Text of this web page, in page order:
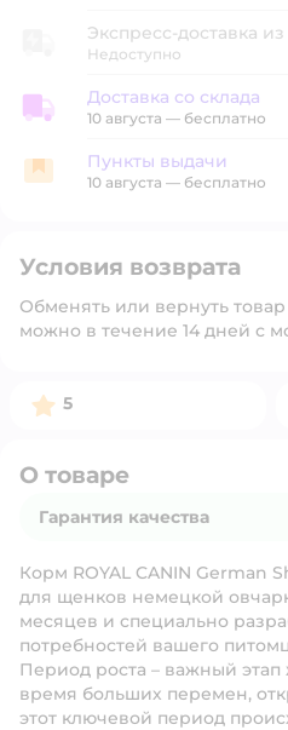
Экспресс-доставка
Недоступно
Доставка со склада
Доставка со склада
10 августа — бесплатно
Пункты выдачи
Пункты выдачи
10 августа — бесплатно
Условия возврата
Обменять или вернуть
можно в течение 14 дней с
Рейтинг:
5
О товаре
Гарантия качества
Корм ROYAL CANIN German
для щенков немецкой
месяцев и специально
потребностей вашего
Период роста – важный
время больших перемен,
этот ключевой период